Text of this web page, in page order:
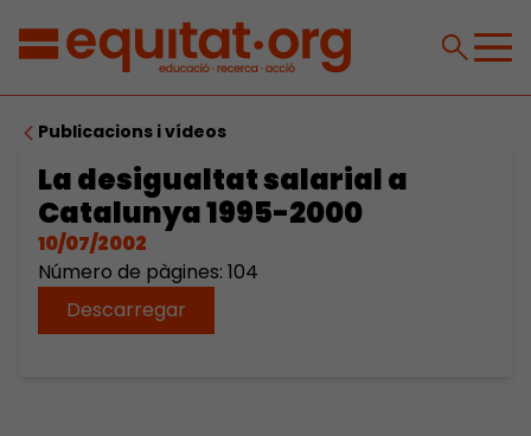
Publicacions i vídeos
La desigualtat salarial a
Catalunya 1995-2000
10/07/2002
Número de pàgines: 104
Descarregar